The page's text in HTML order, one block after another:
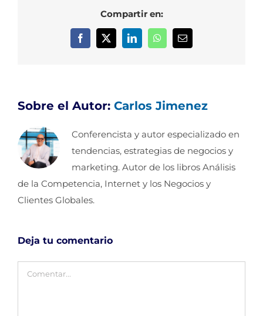
Compartir en:
Facebook
X LinkedInWhatsAppCorreo
Sobre el Autor: Carlos Jimenez
Conferencista y autor especializado en
tendencias, estrategias de negocios y
marketing. Autor de los libros Análisis
de la Competencia, Internet y los Negocios y
Clientes Globales.
Deja tu comentario
Comentar